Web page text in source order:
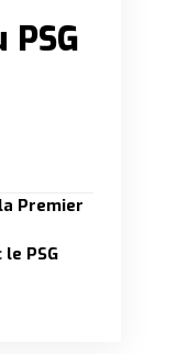
Premier
PSG